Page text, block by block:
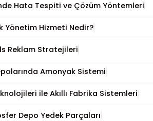
Hata Tespiti ve Çözüm Yöntemleri
Yönetim Hizmeti Nedir?
Reklam Stratejileri
Amonyak Sistemi
ile Akıllı Fabrika Sistemleri
Depo Yedek Parçaları